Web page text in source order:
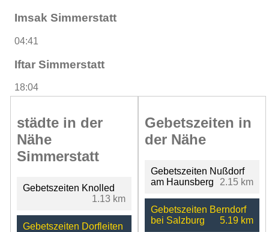
Imsak Simmerstatt
04:41
Iftar Simmerstatt
18:04
städte in der
Nähe
Simmerstatt
Gebetszeiten Knolled
1.13 km
Gebetszeiten Dorfleiten
Gebetszeiten in
der Nähe
Gebetszeiten Nußdorf
am Haunsberg
2.15 km
Gebetszeiten Berndorf
bei Salzburg
5.19 km